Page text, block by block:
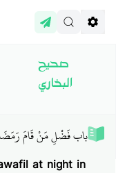
صحيح
البخاري
باب فَضْلِ مَنْ قَامَ
at night in